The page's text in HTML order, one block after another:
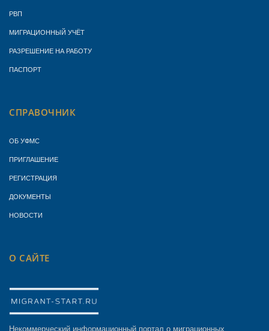
РВП
МИГРАЦИОННЫЙ УЧЁТ
РАЗРЕШЕНИЕ НА РАБОТУ
ПАСПОРТ
СПРАВОЧНИК
ОБ УФМС
ПРИГЛАШЕНИЕ
РЕГИСТРАЦИЯ
ДОКУМЕНТЫ
НОВОСТИ
О САЙТЕ
Некоммерческий информационный портал о миграционных